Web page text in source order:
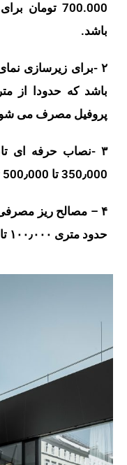
700.000
باشد.
۲ -برای زیرسازی
پروفیل مصرف می
۳ -نصاب حرفه ای
350٫000 تا 500٫000 تومان مختلف می باشد.
۴ – مصالح ریز
حدود متری ۱۰۰٫۰۰۰ تا ۱۵۰٫۰۰۰ تومان مصرف میشود